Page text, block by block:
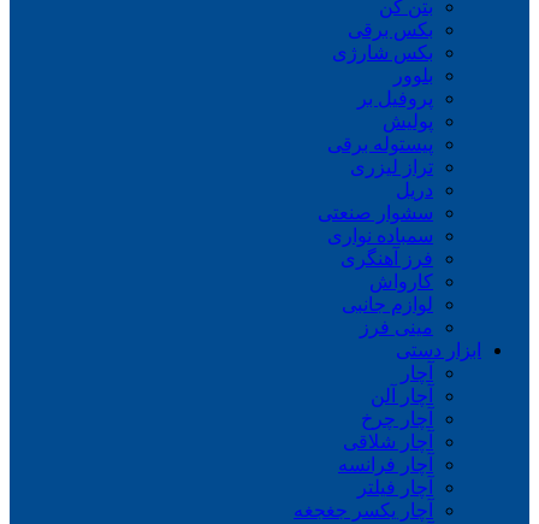
بتن کن
بکس برقی
بکس شارژی
بلوور
پروفیل بر
پولیش
پیستوله برقی
تراز لیزری
دریل
سشوار صنعتی
سمباده نواری
فرز آهنگری
کارواش
لوازم جانبی
مینی فرز
ابزار دستی
آچار
آچار آلن
آچار چرخ
آچار شلاقی
آچار فرانسه
آچار فیلتر
آچار یکسر جغجغه